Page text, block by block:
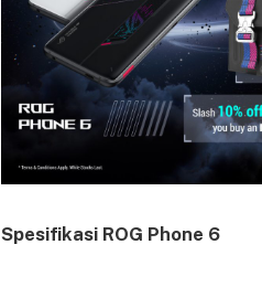
Spesifikasi ROG Phone 6